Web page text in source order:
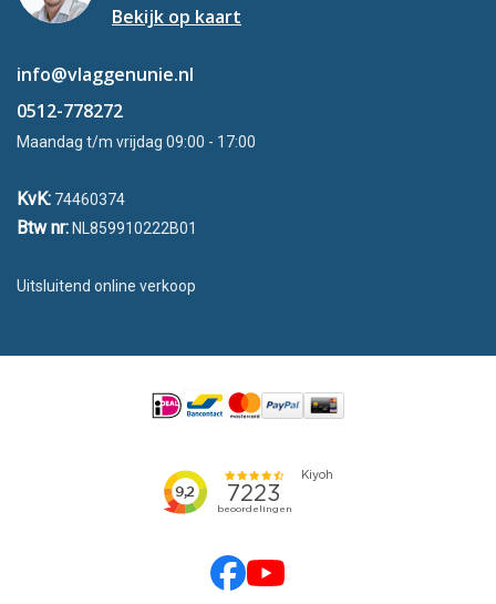
Bekijk op kaart
info@vlaggenunie.nl
0512-778272
Maandag t/m vrijdag 09:00 - 17:00
KvK: 74460374
Btw nr: NL859910222B01
Uitsluitend online verkoop